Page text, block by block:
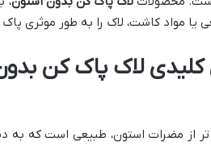
یا مواد کاشت، لاک را به طور موثری
لاک پاک کن
از مضرات استون، طبیعی است که به